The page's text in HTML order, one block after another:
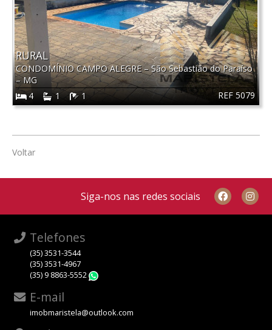
REF 5079
RURAL
CONDOMÍNIO CAMPO ALEGRE–São Sebastião do Paraíso
–MG
4
1 1
Voltar
Siga-nos nas redes sociais
Telefones
(35) 3531-3544
(35) 3531-4967
(35) 9 8863-5552
E-mail
imobmaristela@outlook.com